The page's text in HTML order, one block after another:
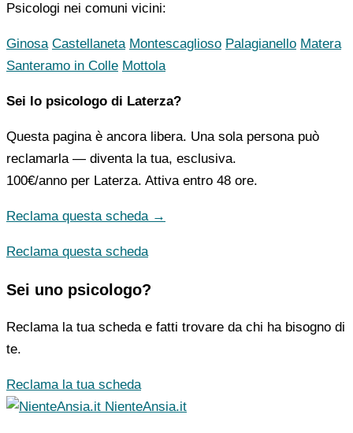
Psicologi nei comuni vicini:
Ginosa Castellaneta Montescaglioso Palagianello Matera
Santeramo in Colle Mottola
Sei lo psicologo di Laterza?
Questa pagina è ancora libera. Una sola persona può
reclamarla — diventa la tua, esclusiva.
100€/anno per Laterza. Attiva entro 48 ore.
Reclama questa scheda →
Reclama questa scheda
Sei uno psicologo?
Reclama la tua scheda e fatti trovare da chi ha bisogno di
te.
Reclama la tua scheda
NienteAnsia.it